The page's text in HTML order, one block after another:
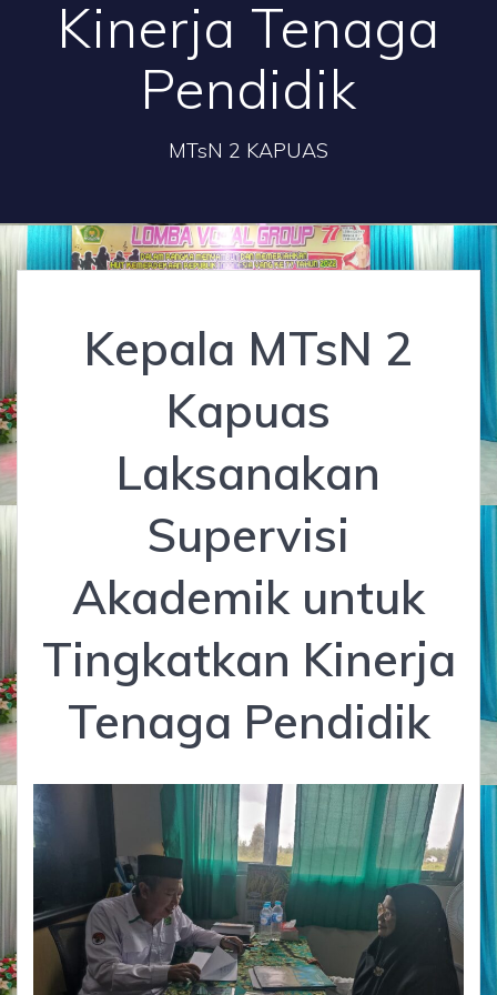
Kinerja Tenaga
Pendidik
MTsN 2 KAPUAS
Kepala MTsN 2
Kapuas
Laksanakan
Supervisi
Akademik untuk
Tingkatkan Kinerja
Tenaga Pendidik